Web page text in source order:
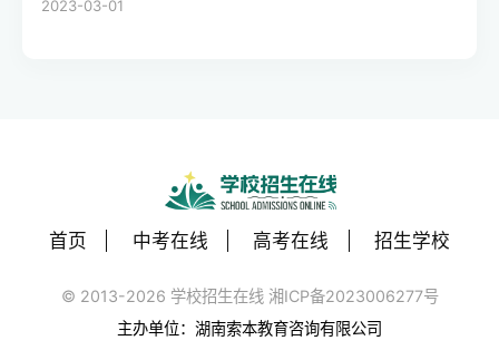
的竞争已经不是知识点的比拼，而是细节和
运气的博弈。再来一年稍微有个小失误，分
数可能不升反降，提分一般在十分以内，甚
多分甚至更低，说明学习习惯和定力已经彻
底出了问题。这类同学如果回去还是吃大锅
首先是分层教学的能力。高三最后阶段，吃
望冲好学校的就去死磕高考评分标准的扣分
点。其次就是心理降噪和陪伴的软实力。最
后这几个月，很多孩子学不进去不是因为
笨，而是焦虑、失眠、心态崩了。好机构的
班主任会天天钉在教室里，观察哪个孩子眼
神不对了、情绪低落了，及时拉一把，这比
教育部备案的正规项目，避免拿到不被认可
的文凭。我们每年都会帮学生审核这类项目
的合规性，去年就劝退了三个未备案的“野鸡
升或成绩较差的学生，比如自考、成人高
考、国家开放大学。这类途径不用高考，但
2023-03-01
首页 中考在线 高考在线 招生学校
© 2013-2026 学校招生在线 湘ICP备2023006277号
主办单位：湖南索本教育咨询有限公司